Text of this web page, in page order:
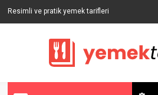
Resimli ve pratik yemek tarifleri